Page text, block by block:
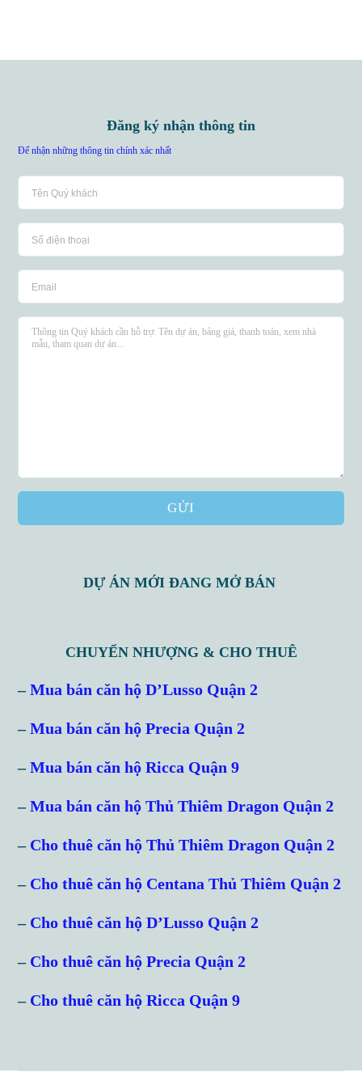
Đăng ký nhận thông tin
Để nhận những thông tin chính xác nhất
GỬI
DỰ ÁN MỚI ĐANG MỞ BÁN
CHUYỂN NHƯỢNG & CHO THUÊ
–Mua bán căn hộ D’Lusso Quận 2
–Mua bán căn hộ Precia Quận 2
–Mua bán căn hộ Ricca Quận 9
–Mua bán căn hộ Thủ Thiêm Dragon Quận 2
– Cho thuê căn hộ Thủ Thiêm Dragon Quận 2
– Cho thuê căn hộ Centana Thủ Thiêm Quận 2
– Cho thuê căn hộ D’Lusso Quận 2
– Cho thuê căn hộ Precia Quận 2
– Cho thuê căn hộ Ricca Quận 9
Log in
Don't have an account?Sign Up
Username